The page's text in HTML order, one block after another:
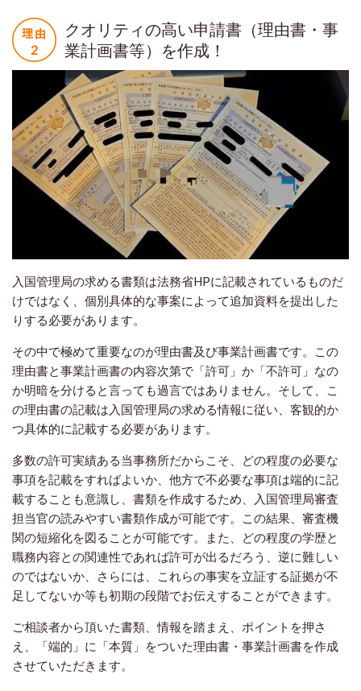
クオリティの高い申請書（理由書・事
業計画書等）を作成！
入国管理局の求める書類は法務省HPに記載されているものだ
けではなく、個別具体的な事案によって追加資料を提出した
りする必要があります。
その中で極めて重要なのが理由書及び事業計画書です。この
理由書と事業計画書の内容次第で「許可」か「不許可」なの
か明暗を分けると言っても過言ではありません。そして、こ
の理由書の記載は入国管理局の求める情報に従い、客観的か
つ具体的に記載する必要があります。
多数の許可実績ある当事務所だからこそ、どの程度の必要な
事項を記載をすればよいか、他方で不必要な事項は端的に記
載することも意識し、書類を作成するため、入国管理局審査
担当官の読みやすい書類作成が可能です。この結果、審査機
関の短縮化を図ることが可能です。また、どの程度の学歴と
職務内容との関連性であれば許可が出るだろう、逆に難しい
のではないか、さらには、これらの事実を立証する証拠が不
足してないか等も初期の段階でお伝えすることができます。
ご相談者から頂いた書類、情報を踏まえ、ポイントを押さ
え、「端的」に「本質」をついた理由書・事業計画書を作成
させていただきます。